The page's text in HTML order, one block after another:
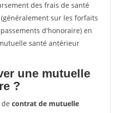
des frais de santé
sur les forfaits
d'honoraire) en
santé antérieur
une mutuelle
?
contrat de mutuelle